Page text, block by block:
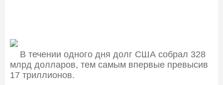
В течении одного дня долг США собрал 328
млрд долларов, тем самым впервые превысив
17 триллионов.